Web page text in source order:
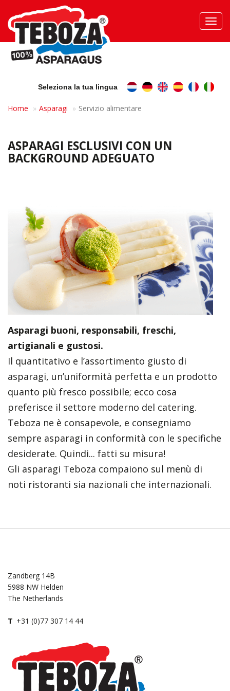
Seleziona la tua lingua
Home Asparagi Servizio alimentare
ASPARAGI ESCLUSIVI CON UN
BACKGROUND ADEGUATO
Asparagi buoni, responsabili, freschi,
artigianali e gustosi.
Il quantitativo e l’assortimento giusto di
asparagi, un’uniformità perfetta e un prodotto
quanto più fresco possibile; ecco cosa
preferisce il settore moderno del catering.
Teboza ne è consapevole, e consegniamo
sempre asparagi in conformità con le specifiche
desiderate. Quindi... fatti su misura!
Gli asparagi Teboza compaiono sul menù di
noti ristoranti sia nazionali che internazionali.
Zandberg 14B
5988 NW Helden
The Netherlands
T +31 (0)77 307 14 44